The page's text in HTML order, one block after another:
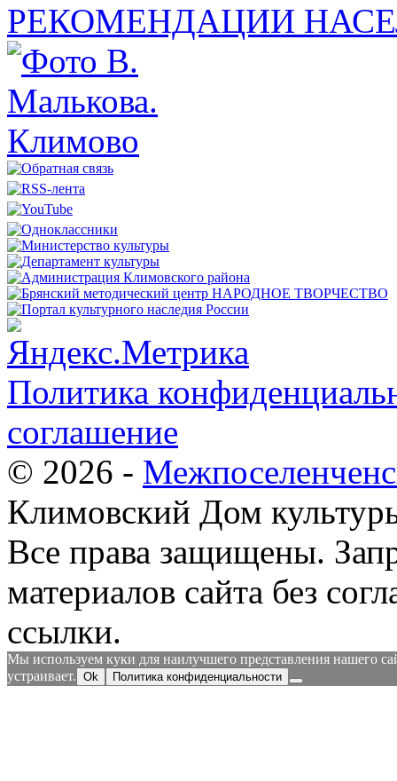
РЕКОМЕНДАЦИИ
Политика
соглашение
© 2026 -
Климовский Дом
Все права защищены.
материалов сайта без
ссылки.
Мы используем куки для наилучшего представления нашего
устраивает. Ok Политика конфиденциальности